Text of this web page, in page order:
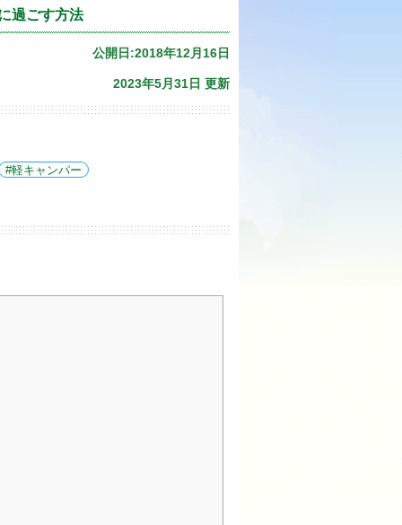
過ごす方法
公開日:2018年12月16日
2023年5月31日 更新
軽キャンパー